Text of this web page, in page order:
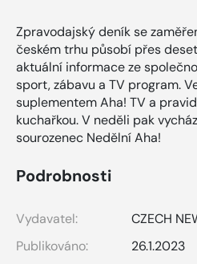
Zpravodajský deník se
českém trhu působí přes
aktuální informace ze
sport, zábavu a TV program.
suplementem Aha! TV a
kuchařkou. V neděli pak
sourozenec Nedělní Aha!
Podrobnosti
Vydavatel:
CZECH
Publikováno:
26.1.2023